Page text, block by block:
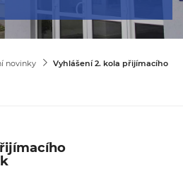
novinky
Vyhlášení 2. kola přijímacího